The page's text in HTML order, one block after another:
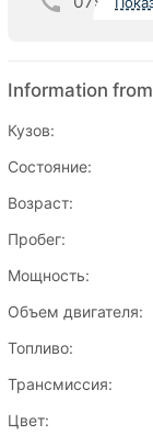
Information
Кузов:
Состояние:
Возраст:
Пробег:
Мощность:
Объем двигателя:
Топливо:
Трансмиссия:
Цвет: